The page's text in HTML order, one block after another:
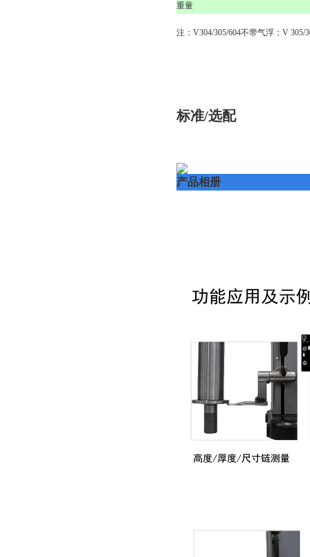
重量
注：V304/305/604不带气浮；V 305/
标准/选配
产品相册